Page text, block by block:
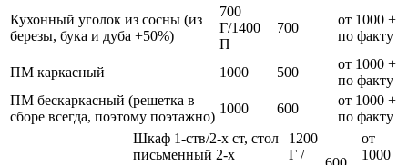
Кухонный уголок из сосны (из
березы, бука и дуба +50%)
700
Г/1400
П
700
от 1000 +
по факту
ПМ каркасный 1000 500
от 1000 +
по факту
ПМ бескаркасный (решетка в
сборе всегда, поэтому поэтажно)
1000 600
от 1000 +
по факту
Шкаф 1-ств/2-х ст, стол
письменный 2-х
1200
Г /
от
1000